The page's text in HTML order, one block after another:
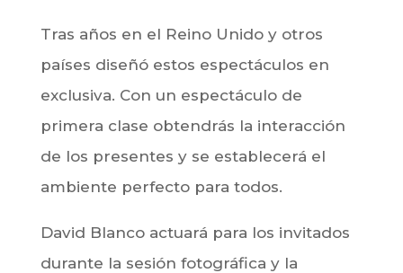
Tras años en el Reino Unido y otros
países diseñó estos espectáculos en
exclusiva. Con un espectáculo de
primera clase obtendrás la interacción
de los presentes y se establecerá el
ambiente perfecto para todos.
David Blanco actuará para los invitados
durante la sesión fotográfica y la